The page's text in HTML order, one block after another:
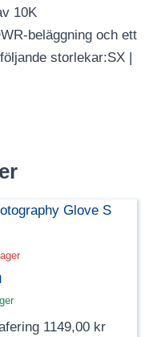
10K
beläggning och ett
storlekar:SX |
1149,00 kr